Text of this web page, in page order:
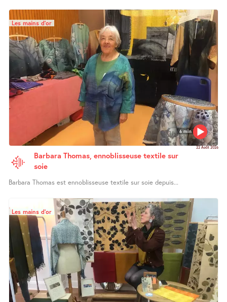
6 min
Les mains d’or
22 Août 2026
Barbara Thomas, ennoblisseuse textile sur
soie
Barbara Thomas est ennoblisseuse textile sur soie depuis...
Les mains d’or